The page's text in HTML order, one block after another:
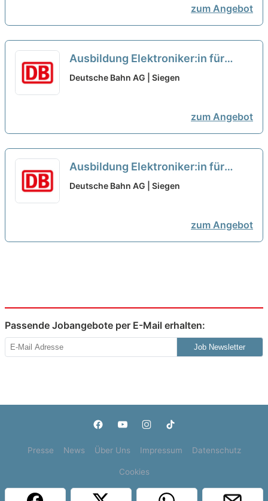
zum Angebot
Ausbildung Elektroniker:in für
Betriebstechnik 2026
Deutsche Bahn AG | Siegen
zum Angebot
Ausbildung Elektroniker:in für
Betriebstechnik 2026...
Deutsche Bahn AG | Siegen
zum Angebot
Passende Jobangebote per E-Mail erhalten:
Job Newsletter
Presse News Über Uns Impressum Datenschutz
Cookies